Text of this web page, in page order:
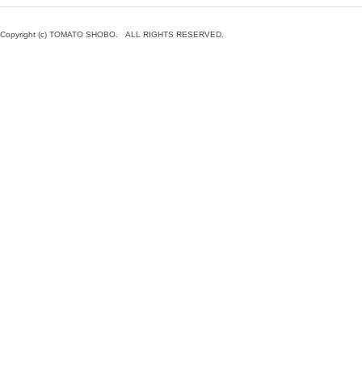
Copyright (c) TOMATO SHOBO. ALL RIGHTS RESERVED.